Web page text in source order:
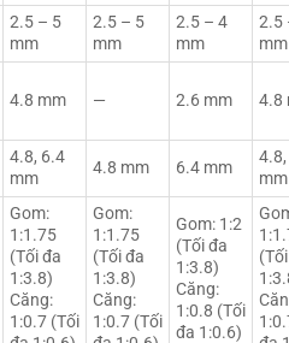
2.5 – 5
mm
2.5 – 5
mm
2.5 – 4
mm
2.5
mm
4.8 mm — 2.6 mm 4.8
4.8, 6.4
mm
4.8 mm 6.4 mm
mm
Gom:
1:1.75
(Tối đa
1:3.8)
Căng:
1:0.7 (Tối
Gom:
1:1.75
(Tối đa
1:3.8)
Căng:
1:0.7 (Tối
Gom: 1:2
(Tối đa
1:3.8)
Căng:
1:0.8 (Tối
đa 1:0.6)